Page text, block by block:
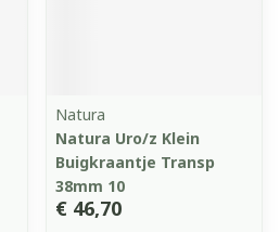
Natura
Natura Uro/z Klein
Buigkraantje Transp
38mm 10
€ 46,70